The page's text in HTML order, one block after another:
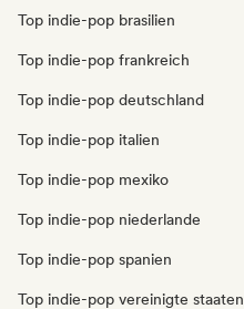
Top indie-pop brasilien
Top indie-pop frankreich
Top indie-pop deutschland
Top indie-pop italien
Top indie-pop mexiko
Top indie-pop niederlande
Top indie-pop spanien
Top indie-pop vereinigte staaten